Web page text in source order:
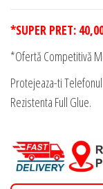
*SUPER PRET:
*Ofertă Competitivă
Protejeaza-ti
Rezistenta Full Glue.